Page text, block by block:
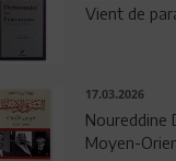
Vient de
17.03.2026
Noureddine
Moyen-